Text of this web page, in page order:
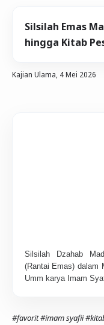
Silsilah Emas
hingga Kitab
Kajian Ulama, 4 Mei 2026
Silsilah Dzahab
(Rantai Emas) dalam
Umm karya Imam
#favorit#imam syafii